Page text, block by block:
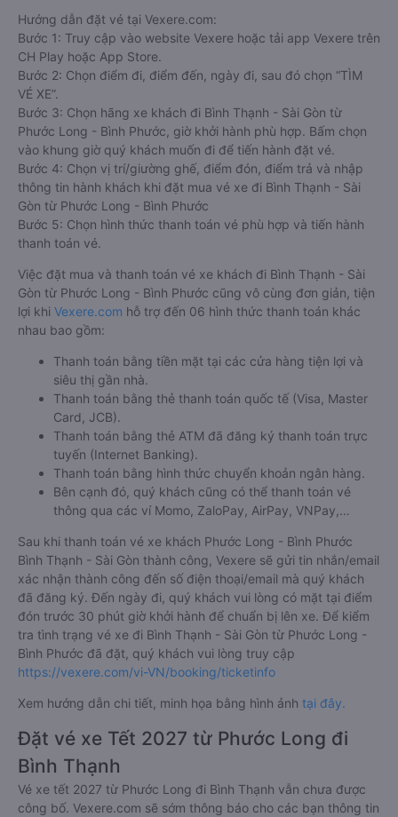
Hướng dẫn đặt vé tại Vexere.com:
Bước 1: Truy cập vào website Vexere hoặc tải app Vexere trên
CH Play hoặc App Store.
Bước 2: Chọn điểm đi, điểm đến, ngày đi, sau đó chọn “TÌM
VÉ XE”.
Bước 3: Chọn hãng xe khách đi Bình Thạnh - Sài Gòn từ
Phước Long - Bình Phước, giờ khởi hành phù hợp. Bấm chọn
vào khung giờ quý khách muốn đi để tiến hành đặt vé.
Bước 4: Chọn vị trí/giường ghế, điểm đón, điểm trả và nhập
thông tin hành khách khi đặt mua vé xe đi Bình Thạnh - Sài
Gòn từ Phước Long - Bình Phước
Bước 5: Chọn hình thức thanh toán vé phù hợp và tiến hành
thanh toán vé.
Việc đặt mua và thanh toán vé xe khách đi Bình Thạnh - Sài
Gòn từ Phước Long - Bình Phước cũng vô cùng đơn giản, tiện
lợi khi Vexere.com hỗ trợ đến 06 hình thức thanh toán khác
nhau bao gồm:
Thanh toán bằng tiền mặt tại các cửa hàng tiện lợi và
siêu thị gần nhà.
Thanh toán bằng thẻ thanh toán quốc tế (Visa, Master
Card, JCB).
Thanh toán bằng thẻ ATM đã đăng ký thanh toán trực
tuyến (Internet Banking).
Thanh toán bằng hình thức chuyển khoản ngân hàng.
Bên cạnh đó, quý khách cũng có thể thanh toán vé
thông qua các ví Momo, ZaloPay, AirPay, VNPay,…
Sau khi thanh toán vé xe khách Phước Long - Bình Phước
Bình Thạnh - Sài Gòn thành công, Vexere sẽ gửi tin nhắn/email
xác nhận thành công đến số điện thoại/email mà quý khách
đã đăng ký. Đến ngày đi, quý khách vui lòng có mặt tại điểm
đón trước 30 phút giờ khởi hành để chuẩn bị lên xe. Để kiểm
tra tình trạng vé xe đi Bình Thạnh - Sài Gòn từ Phước Long -
Bình Phước đã đặt, quý khách vui lòng truy cập
https://vexere.com/vi-VN/booking/ticketinfo
Xem hướng dẫn chi tiết, minh họa bằng hình ảnh tại đây.
Đặt vé xe Tết 2027 từ Phước Long đi
Bình Thạnh
Vé xe tết 2027 từ Phước Long đi Bình Thạnh vẫn chưa được
công bố. Vexere.com sẽ sớm thông báo cho các bạn thông tin